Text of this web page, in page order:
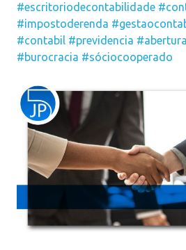
#escritoriodecontabilidade
#impostoderenda
#contabil #previdencia
#burocracia #sóciocooperado